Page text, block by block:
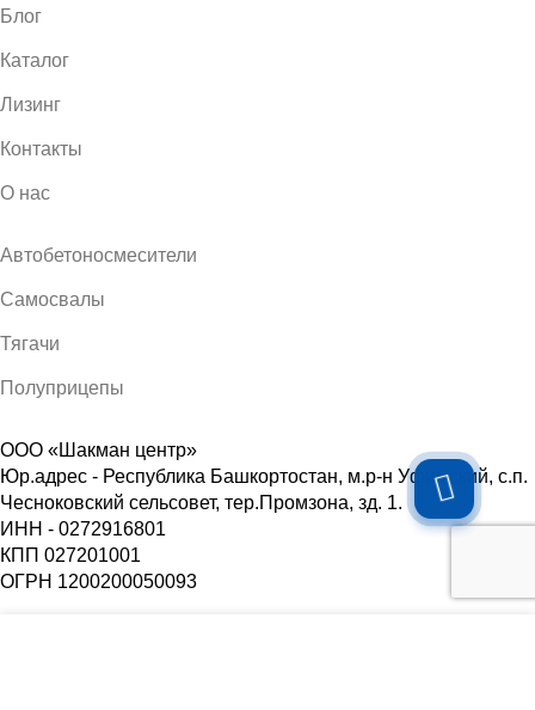
Блог
Каталог
Лизинг
Контакты
О нас
Автобетоносмесители
Самосвалы
Тягачи
Полуприцепы
ООО «Шакман центр»
Юр.адрес - Республика Башкортостан, м.р-н Уфимский, с.п.
Чесноковский сельсовет, тер.Промзона, зд. 1.
ИНН - 0272916801
КПП 027201001
ОГРН 1200200050093